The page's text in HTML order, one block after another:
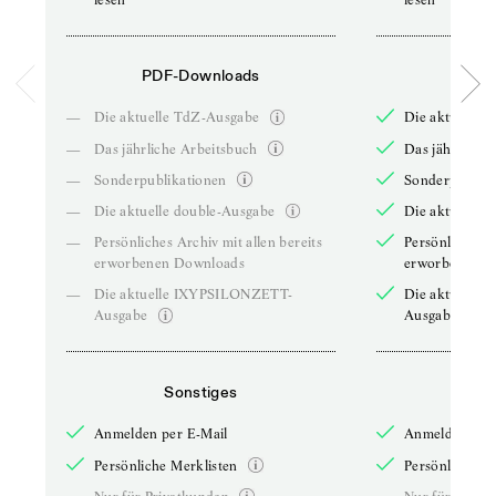
PDF-Downloads
—
Die aktuelle TdZ-Ausgabe
—
Das jährliche Arbeitsbuch
—
Sonderpublikationen
—
Die aktuelle double-Ausgabe
—
Persönliches Archiv mit allen bereits
erworbenen Downloads
—
Die aktuelle IXYPSILONZETT-
Ausgabe
Sonstiges
Anmelden per E-Mail
Persönliche Merklisten
Die aktuelle
Das jährliche
Die aktuelle
Persönliches
erworbenen
Die aktuelle
Ausgabe
Anmelden
Persönliche